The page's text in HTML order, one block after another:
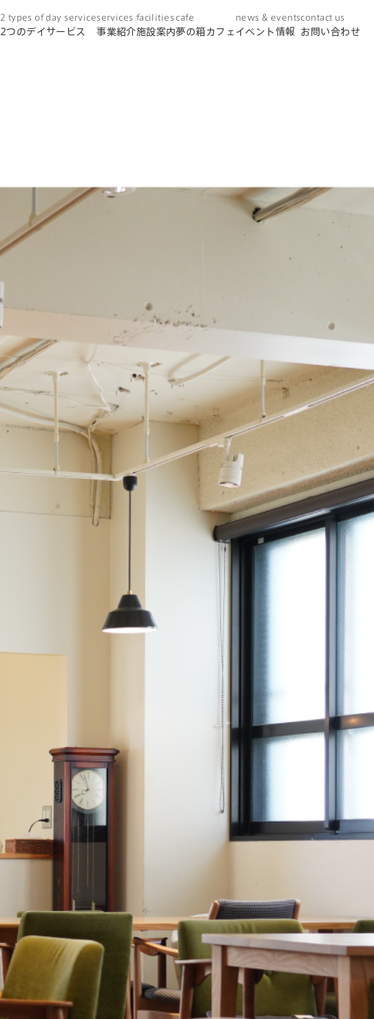
2 types of day service
2つのデイサービス
services
事業紹介
ケアプランセンター
facilities
施設案内
cafe
夢の箱カフェ
news & events
イベント情報
contact us
お問い合わせ